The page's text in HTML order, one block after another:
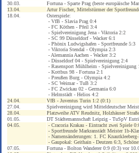
30.03.
Fortuna - Sparte Prag (beste europäische
13.04.
Artur Fischer, Mittelstürmer der
18.04.
Osterspiele:
- VfB - Slavia Prag 0:4
- FC Köthen - Pfeil 3:4
- Spielvereinigung Jena - Viktoria 2:2
- SC 99 Düsseldorf - Wacker 6:1
- Phönix Ludwigshafen - Sportfreunde 5:3
- Viktoria Stendal - Olympia 2:3
- Alemannia Aachen - Wacker 3:2
- Düsseldorf 04 - Spielvereinigung 2:4
- Rasensport Mühlheim - Spielvereinigung
- Kottbus 98 - Fortuna 2:1
- Preußen Burg - Olympia 4:2
- SC Weimar - TuB 3:2
- FC Zwickau 02 - Germania 6:0
- Helmstädt - Helios 4:2
24.04.
VfB - Juventus Turin 1:2 (0:1)
27.04.
Spielvereinigung wird Mitteldeutscher
28.04.
Platzweihe ATV Reudnitz, Holzhäuser
01.05.
DT Städtemannschaft Leipzig - TuSpV
04.05.
- Cracoria Krakau - Eintracht zwei Spiele
- Sportfreunde Markranstädt Meister 1b-
- Namensänderungen: 1. FC
- Gaupokal: Geithain - Deutzen 6:3,
07.05.
Fortuna - Bolton Wanderer 0:9 (0:3) vor